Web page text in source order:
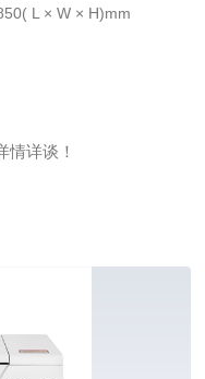
L × W × H)mm
情详谈！